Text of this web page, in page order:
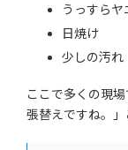
うっすらヤ
日焼け
少しの汚れ
ここで多くの現
張替えですね。」